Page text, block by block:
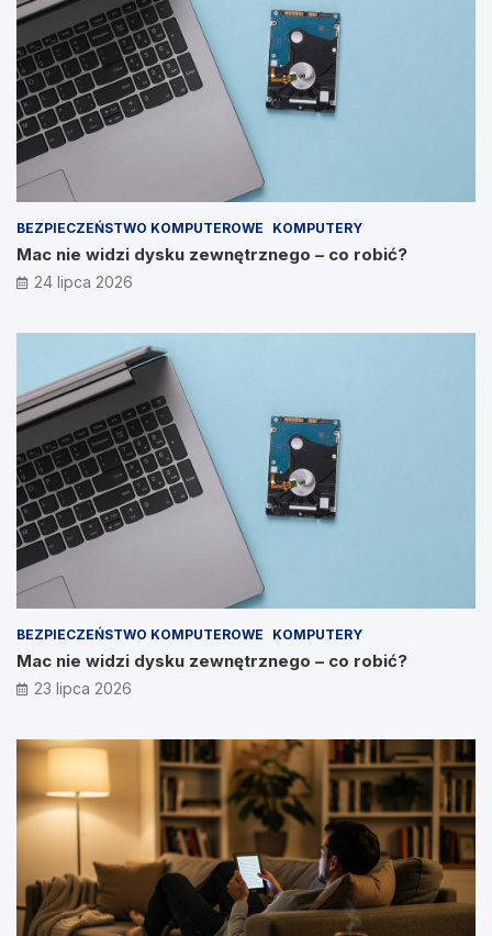
BEZPIECZEŃSTWO KOMPUTEROWE KOMPUTERY
Mac nie widzi dysku zewnętrznego – co robić?
24 lipca 2026
BEZPIECZEŃSTWO KOMPUTEROWE KOMPUTERY
Mac nie widzi dysku zewnętrznego – co robić?
23 lipca 2026